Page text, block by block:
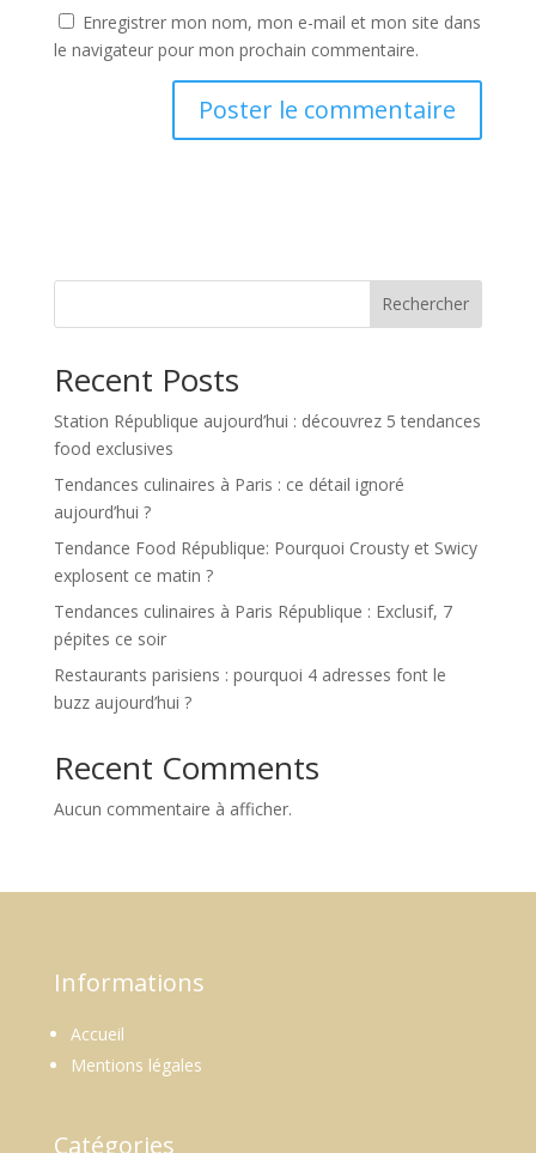
Enregistrer mon nom, mon e-mail et mon site dans
le navigateur pour mon prochain commentaire.
Rechercher
Recent Posts
Station République aujourd’hui : découvrez 5 tendances
food exclusives
Tendances culinaires à Paris : ce détail ignoré
aujourd’hui ?
Tendance Food République: Pourquoi Crousty et Swicy
explosent ce matin ?
Tendances culinaires à Paris République : Exclusif, 7
pépites ce soir
Restaurants parisiens : pourquoi 4 adresses font le
buzz aujourd’hui ?
Recent Comments
Aucun commentaire à afficher.
Informations
Accueil
Mentions légales
Catégories